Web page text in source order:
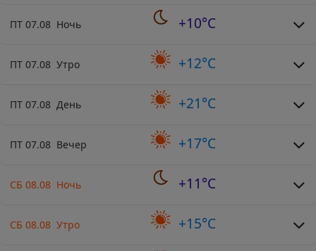
ПТ 07.08 Ночь +10°C
ПТ 07.08 Утро +12°C
ПТ 07.08 День +21°C
ПТ 07.08 Вечер +17°C
СБ 08.08 Ночь +11°C
СБ 08.08 Утро +15°C